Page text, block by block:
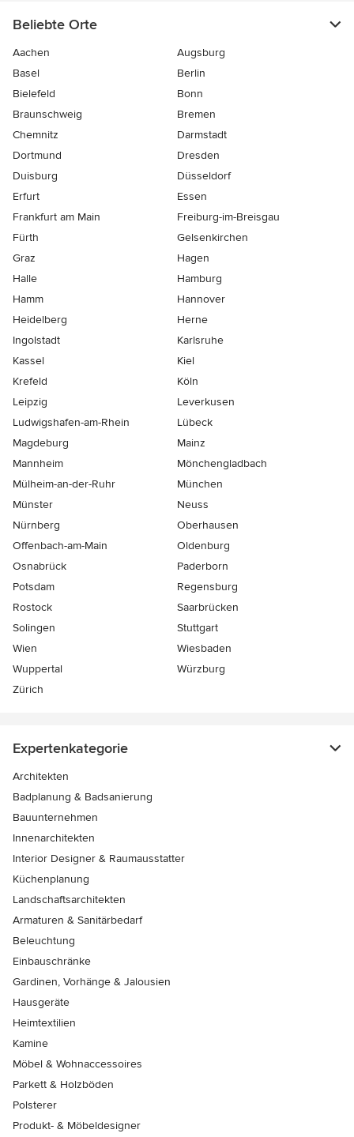
Beliebte Orte
Aachen
Augsburg
Basel
Berlin
Bielefeld
Bonn
Braunschweig
Bremen
Chemnitz
Darmstadt
Dortmund
Dresden
Duisburg
Düsseldorf
Erfurt
Essen
Frankfurt am Main
Freiburg-im-Breisgau
Fürth
Gelsenkirchen
Graz
Hagen
Halle
Hamburg
Hamm
Hannover
Heidelberg
Herne
Ingolstadt
Karlsruhe
Kassel
Kiel
Krefeld
Köln
Leipzig
Leverkusen
Ludwigshafen-am-Rhein
Lübeck
Magdeburg
Mainz
Mannheim
Mönchen­gladbach
Mülheim-an-der-Ruhr
München
Münster
Neuss
Nürnberg
Oberhausen
Offenbach-am-Main
Oldenburg
Osnabrück
Paderborn
Potsdam
Regensburg
Rostock
Saarbrücken
Solingen
Stuttgart
Wien
Wiesbaden
Wuppertal
Würzburg
Zürich
Expertenkategorie
Architekten
Badplanung & Badsanierung
Bauunternehmen
Innenarchitekten
Interior Designer & Raumausstatter
Küchenplanung
Landschaftsarchitekten
Armaturen & Sanitärbedarf
Beleuchtung
Einbauschränke
Gardinen, Vorhänge & Jalousien
Hausgeräte
Heimtextilien
Kamine
Möbel & Wohnaccessoires
Parkett & Holzböden
Polsterer
Produkt- & Möbeldesigner